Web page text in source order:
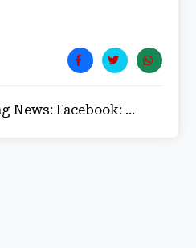
Facebook: ...